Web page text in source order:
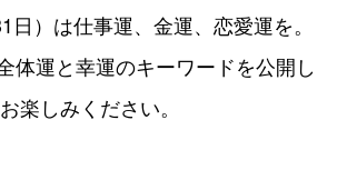
）は仕事運、金運、恋愛運を。
体運と幸運のキーワードを公開し
楽しみください。